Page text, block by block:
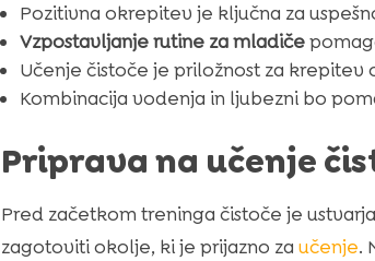
Pozitivna okrepitev je ključna za
Vzpostavljanje rutine za mladiče
Učenje čistoče je priložnost za krepitev
Kombinacija vodenja in ljubezni bo
Priprava na učenje
Pred začetkom treninga čistoče je
zagotoviti okolje, ki je prijazno za učenje.